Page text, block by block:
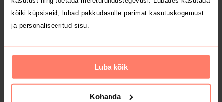
kõiki küpsiseid, lubad pakkudasulle parimat kasutuskogemust
ja personaliseeritud sisu.
Luba kõik
Kohanda